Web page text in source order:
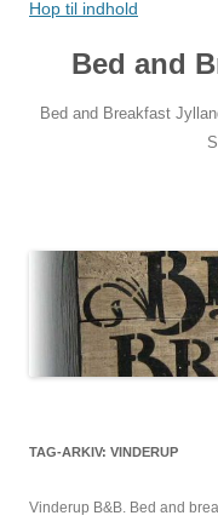
Hop til indhold
Bed and
Bed and Breakfast
TAG-ARKIV: VINDERUP
Vinderup B&B. Bed and